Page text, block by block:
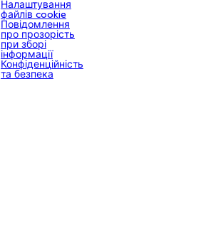
Налаштування
файлів cookie
Повідомлення
про прозорість
при зборі
інформації
Конфіденційність
та безпека